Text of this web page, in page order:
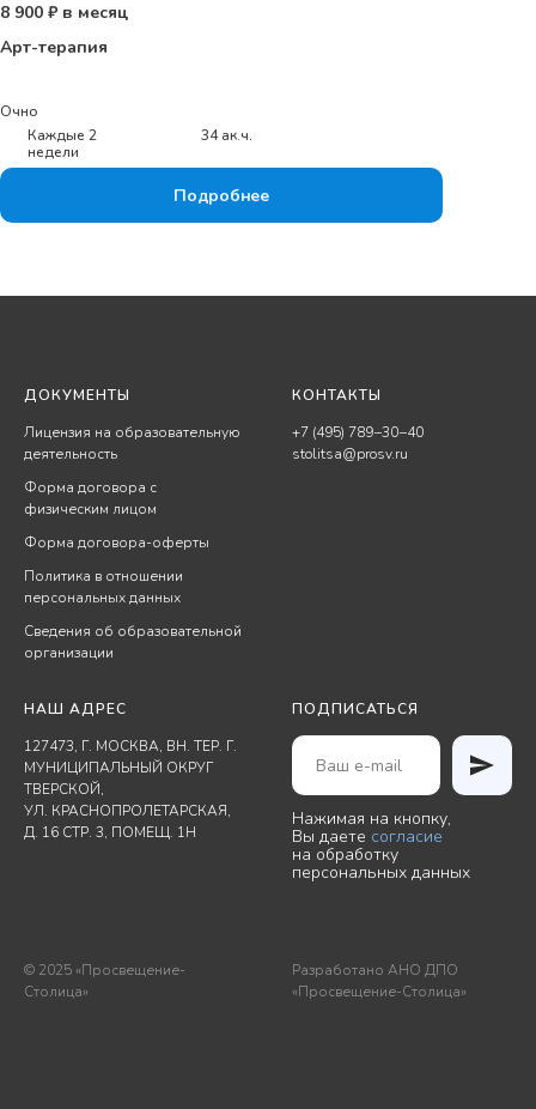
Подробнее
34 ак.ч.
Каждые 2
недели
Очно
8 900 ₽ в месяц
Арт-терапия
ДОКУМЕНТЫ
Лицензия на образовательную
деятельность
Форма договора с
физическим лицом
Форма договора-оферты
Политика в отношении
персональных данных
Сведения об образовательной
организации
КОНТАКТЫ
+7 (495) 789−30−40
stolitsa@prosv.ru
НАШ АДРЕС
127473, Г. МОСКВА, ВН. ТЕР. Г.
МУНИЦИПАЛЬНЫЙ ОКРУГ
ТВЕРСКОЙ,
УЛ. КРАСНОПРОЛЕТАРСКАЯ,
Д. 16 СТР. 3, ПОМЕЩ. 1Н
ПОДПИСАТЬСЯ
Нажимая на кнопку,
Вы даете согласие
на обработку
персональных данных
© 2025 «Просвещение-
Столица»
Разработано АНО ДПО
«Просвещение-Столица»